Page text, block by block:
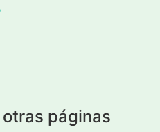
páginas